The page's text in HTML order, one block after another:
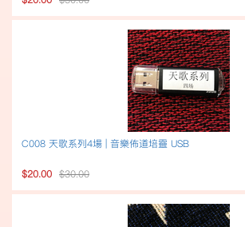
C008 天歌系列4場 | 音樂佈道培靈 USB
$20.00 $30.00